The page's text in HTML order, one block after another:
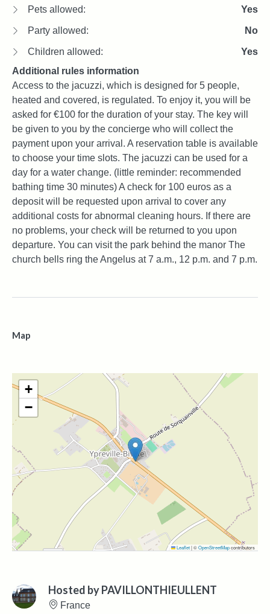
Pets allowed: Yes
Party allowed: No
Children allowed:
Yes
Additional rules information
Access to the jacuzzi, which is designed for 5 people,
heated and covered, is regulated. To enjoy it, you will be
asked for €100 for the duration of your stay. The key will
be given to you by the concierge who will collect the
payment upon your arrival. A reservation table is available
to choose your time slots. The jacuzzi can be used for a
day for a water change. (little reminder: recommended
bathing time 30 minutes) A check for 100 euros as a
deposit will be requested upon arrival to cover any
additional costs for abnormal cleaning hours. If there are
no problems, your check will be returned to you upon
departure. You can visit the park behind the manor The
church bells ring the Angelus at 7 a.m., 12 p.m. and 7 p.m.
Map
+
−
Leaflet|©OpenStreetMapcontributors
Hosted byPAVILLONTHIEULLENT
France